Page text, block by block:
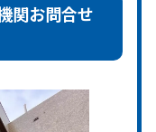
関お問合せ